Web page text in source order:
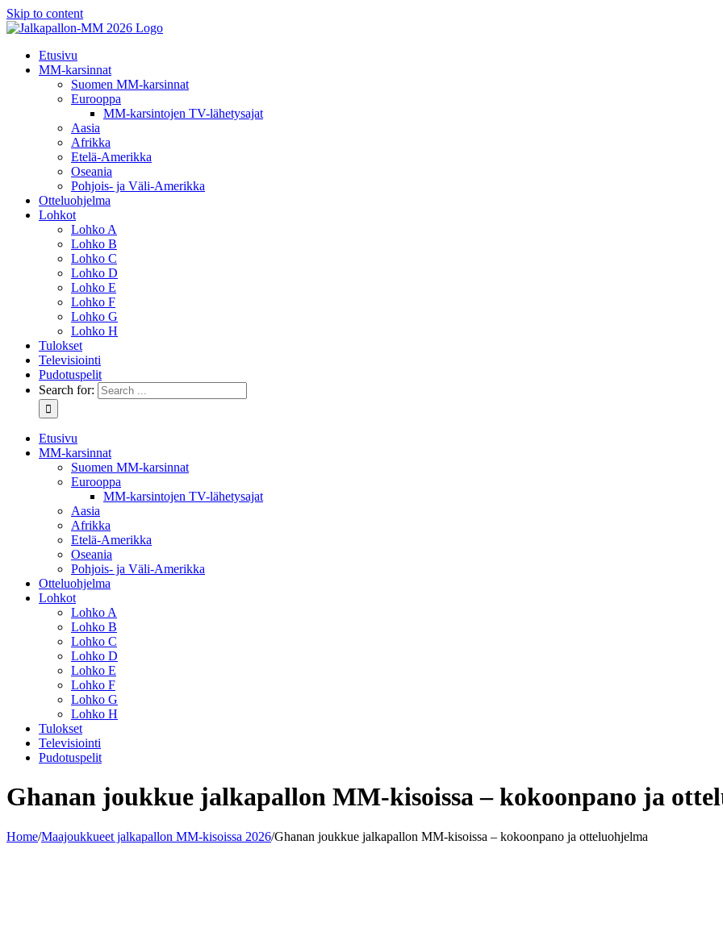
Skip to content
Etusivu
MM-karsinnat
Suomen MM-karsinnat
Eurooppa
MM-karsintojen TV-lähetysajat
Aasia
Afrikka
Etelä-Amerikka
Oseania
Pohjois- ja Väli-Amerikka
Otteluohjelma
Lohkot
Lohko A
Lohko B
Lohko C
Lohko D
Lohko E
Lohko F
Lohko G
Lohko H
Tulokset
Televisiointi
Pudotuspelit
Search for:
Etusivu
MM-karsinnat
Suomen MM-karsinnat
Eurooppa
MM-karsintojen TV-lähetysajat
Aasia
Afrikka
Etelä-Amerikka
Oseania
Pohjois- ja Väli-Amerikka
Otteluohjelma
Lohkot
Lohko A
Lohko B
Lohko C
Lohko D
Lohko E
Lohko F
Lohko G
Lohko H
Tulokset
Televisiointi
Pudotuspelit
Ghanan joukkue jalkapallon MM-kisoissa – kokoonpano ja
Home/Maajoukkueet jalkapallon MM-kisoissa 2026/Ghanan joukkue jalkapallon MM-kisoissa – kokoonpano ja otteluohjelma